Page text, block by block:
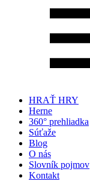
HRAŤ HRY
Herne
360° prehliadka
Súťaže
Blog
O nás
Slovník pojmov
Kontakt